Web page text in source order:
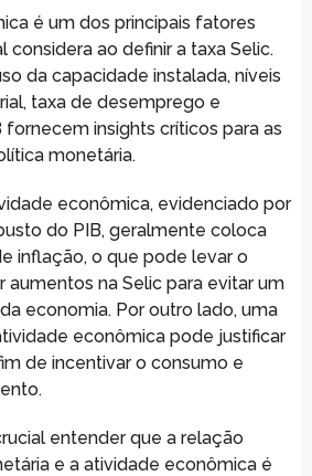
é um dos principais fatores
considera ao definir a taxa Selic.
da capacidade instalada, níveis
taxa de desemprego e
insights críticos para as
monetária.
econômica, evidenciado por
do PIB, geralmente coloca
inflação, o que pode levar o
aumentos na Selic para evitar um
economia. Por outro lado, uma
econômica pode justificar
de incentivar o consumo e
entender que a relação
e a atividade econômica é